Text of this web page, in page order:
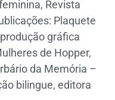
Revista
Plaquete
gráfica
de Hopper,
da Memória –
bilingue, editora